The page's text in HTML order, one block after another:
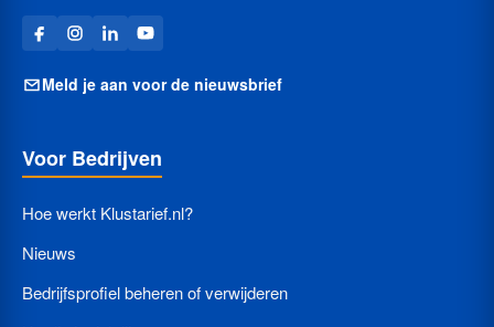
Meld je aan voor de nieuwsbrief
Voor Bedrijven
Hoe werkt Klustarief.nl?
Nieuws
Bedrijfsprofiel beheren of verwijderen